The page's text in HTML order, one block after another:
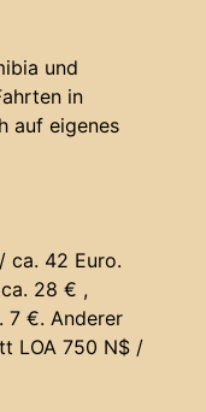
und
in
auf eigenes
ca. 42 Euro.
28 € ,
7 €. Anderer
LOA 750 N$ /